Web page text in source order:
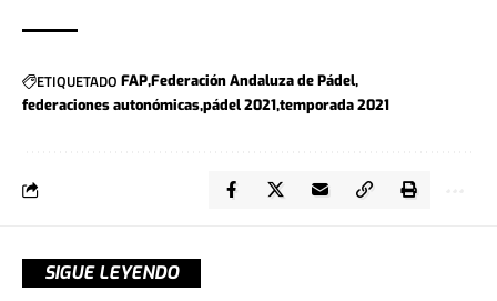
ETIQUETADO FAPFederación Andaluza de Pádel
federaciones autonómicaspádel 2021temporada 2021
SIGUE LEYENDO